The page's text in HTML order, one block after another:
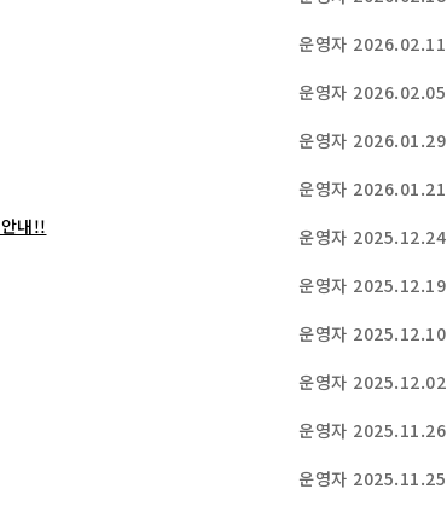
운영자 2026.02.11
운영자 2026.02.05
운영자 2026.01.29
운영자 2026.01.21
내!!
운영자 2025.12.24
운영자 2025.12.19
운영자 2025.12.10
운영자 2025.12.02
운영자 2025.11.26
운영자 2025.11.25